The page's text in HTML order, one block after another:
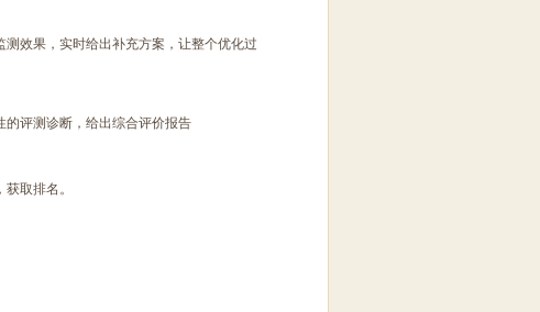
效果，实时给出补充方案，让整个优化过
的评测诊断，给出综合评价报告
取排名。